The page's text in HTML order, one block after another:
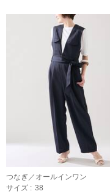
つなぎ／オールインワン
サイズ : 38